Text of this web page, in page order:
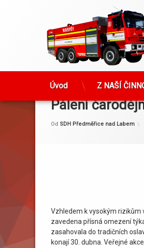
Přejít
webu
Úvod Z NAŠÍ
Pálení
Publikováno1. 5. 2024
Aktualizováno 15. 5. 2024
Od SDH Předměřice nad Labem
Vzhledem k vysokým rizikům
zavedena přísná omezení
zasahovala do tradičních
konají 30. dubna. Veřejné